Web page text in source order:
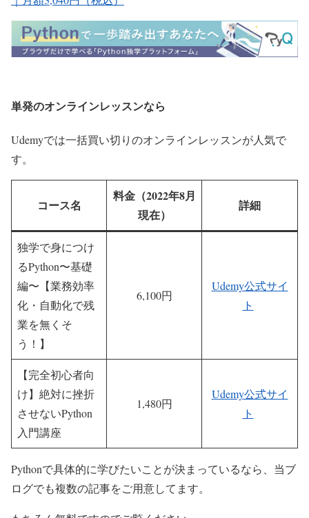
単発のオンラインレッスンなら
Udemyでは一括買い切りのオンラインレッスンが人気で
す。
コース名
料金（2022年8月
現在）
詳細
独学で身につけ
るPython〜基礎
編〜【業務効率
化・自動化で残
業を無くそ
う！】
6,100円
Udemy公式サイ
ト
【完全初心者向
け】絶対に挫折
させないPython
入門講座
1,480円
Udemy公式サイ
ト
Pythonで具体的に学びたいことが決まっているなら、当ブ
ログでも複数の記事をご用意してます。